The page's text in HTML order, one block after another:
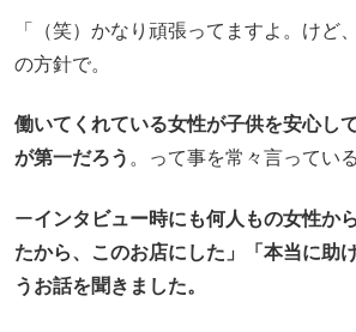
「（笑）かなり頑張ってますよ。けど
の方針で。
働いてくれている女性が子供を安心し
が第一だろう 。って事を常々言ってい
ーインタビュー時にも何人もの女性か
たから、このお店にした」「本当に助
うお話を聞きました。